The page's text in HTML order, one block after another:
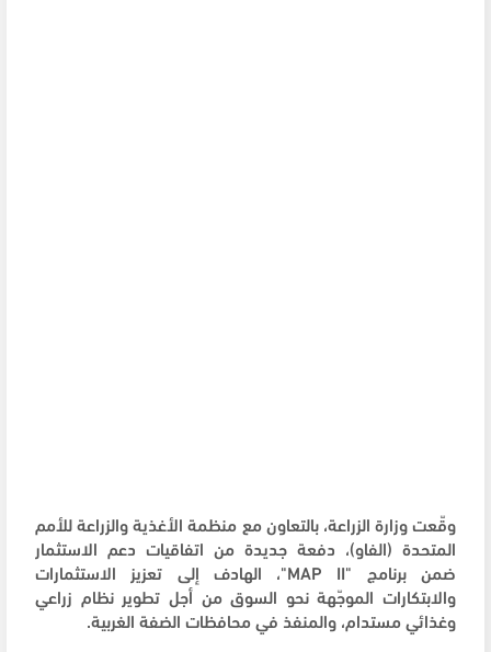
وقّعت وزارة الزراعة، بالتعاون مع منظمة الأغذية والزراعة للأمم
المتحدة (الفاو)، دفعة جديدة من اتفاقيات دعم الاستثمار
ضمن برنامج "MAP II"، الهادف إلى تعزيز الاستثمارات
والابتكارات الموجّهة نحو السوق من أجل تطوير نظام زراعي
وغذائي مستدام، والمنفذ في محافظات الضفة الغربية.